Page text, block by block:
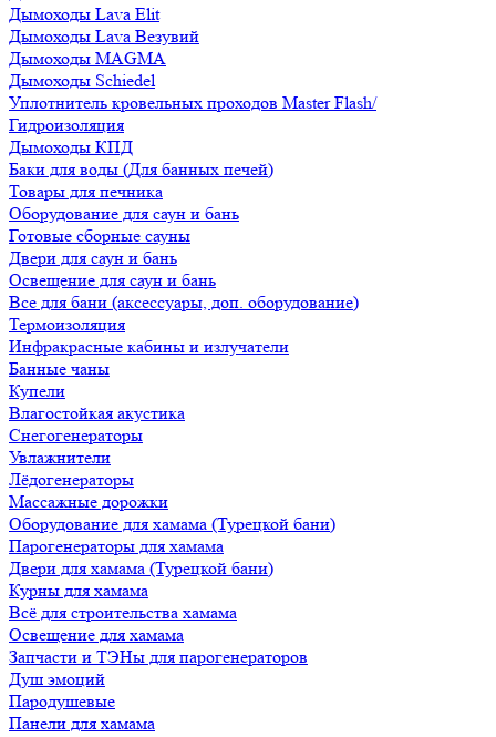
Дымоходы Lava Elit
Дымоходы Lava Везувий
Дымоходы MAGMA
Дымоходы Schiedel
Уплотнитель кровельных проходов Master Flash/
Гидроизоляция
Дымоходы КПД
Баки для воды (Для банных печей)
Товары для печника
Оборудование для саун и бань
Готовые сборные сауны
Двери для саун и бань
Освещение для саун и бань
Все для бани (аксессуары, доп. оборудование)
Термоизоляция
Инфракрасные кабины и излучатели
Банные чаны
Купели
Влагостойкая акустика
Снегогенераторы
Увлажнители
Лёдогенераторы
Массажные дорожки
Оборудование для хамама (Турецкой бани)
Парогенераторы для хамама
Двери для хамама (Турецкой бани)
Курны для хамама
Всё для строительства хамама
Освещение для хамама
Запчасти и ТЭНы для парогенераторов
Душ эмоций
Пародушевые
Панели для хамама